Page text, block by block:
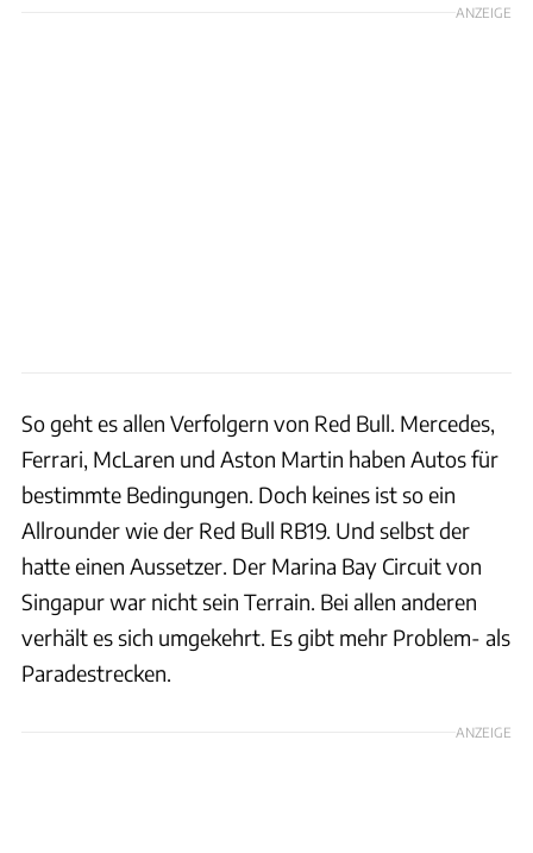
ANZEIGE
So geht es allen Verfolgern von Red Bull. Mercedes,
Ferrari, McLaren und Aston Martin haben Autos für
bestimmte Bedingungen. Doch keines ist so ein
Allrounder wie der Red Bull RB19. Und selbst der
hatte einen Aussetzer. Der Marina Bay Circuit von
Singapur war nicht sein Terrain. Bei allen anderen
verhält es sich umgekehrt. Es gibt mehr Problem- als
Paradestrecken.
ANZEIGE